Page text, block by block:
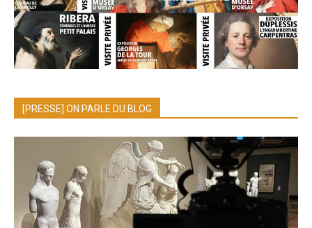
[PRESSE] ON PARLE DU BLOG